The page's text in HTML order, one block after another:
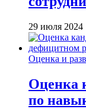
29 июля 2024
Оценка и
Оценка
по